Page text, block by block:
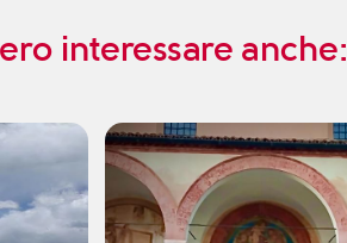
interessare anche: